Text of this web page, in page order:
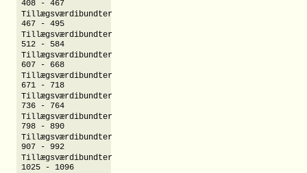
408 - 467
Tillægsværdibundter
467 - 495
Tillægsværdibundter
512 - 584
Tillægsværdibundter
607 - 668
Tillægsværdibundter
671 - 718
Tillægsværdibundter
736 - 764
Tillægsværdibundter
798 - 890
Tillægsværdibundter
907 - 992
Tillægsværdibundter
1025 - 1096